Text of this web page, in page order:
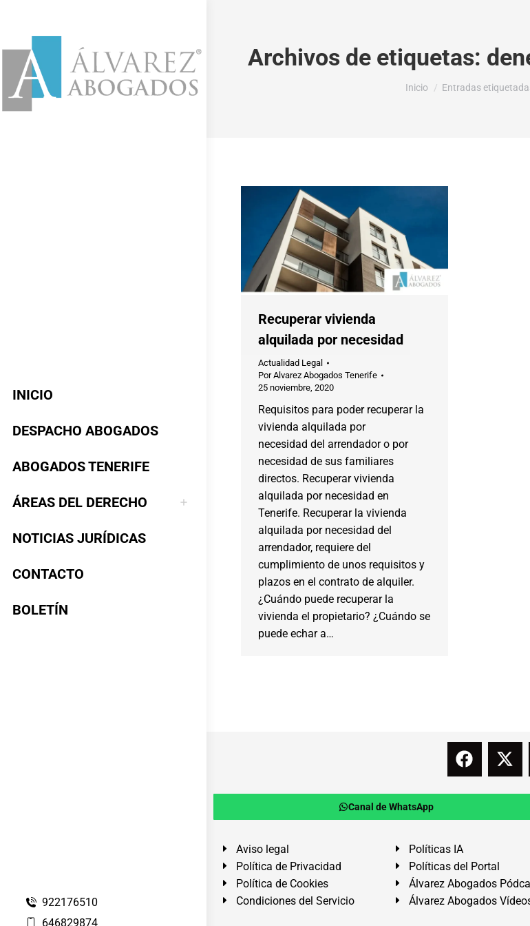
INICIO
DESPACHO ABOGADOS
ABOGADOS TENERIFE
ÁREAS DEL DERECHO
NOTICIAS JURÍDICAS
CONTACTO
BOLETÍN
922176510
646829874
Archivos de etiquetas:
Estás aquí:
Inicio Entradas
Recuperar vivienda
alquilada por necesidad
Actualidad Legal
PorAlvarez Abogados Tenerife
25 noviembre, 2020
Requisitos para poder recuperar la
vivienda alquilada por
necesidad del arrendador o por
necesidad de sus familiares
directos. Recuperar vivienda
alquilada por necesidad en
Tenerife. Recuperar la vivienda
alquilada por necesidad del
arrendador, requiere del
cumplimiento de unos requisitos y
plazos en el contrato de alquiler.
¿Cuándo puede recuperar la
vivienda el propietario? ¿Cuándo se
puede echar a…
Canal de WhatsApp
Aviso legal
Política de Privacidad
Política de Cookies
Condiciones del Servicio
Políticas IA
Políticas del Portal
Álvarez Abogados
Álvarez Abogados